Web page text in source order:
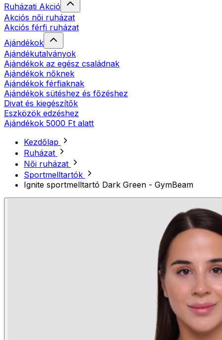
Ruházati Akció
Akciós női ruházat
Akciós férfi ruházat
Ajándékok
Ajándékutalványok
Ajándékok az egész családnak
Ajándékok nőknek
Ajándékok férfiaknak
Ajándékok sütéshez és főzéshez
Divat és kiegészítők
Eszközök edzéshez
Ajándékok 5000 Ft alatt
Kezdőlap
Ruházat
Női ruházat
Sportmelltartók
Ignite sportmelltartó Dark Green - GymBeam